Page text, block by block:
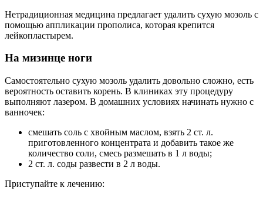
Нетрадиционная медицина предлагает удалить сухую мозоль с
помощью аппликации прополиса, которая крепится
лейкопластырем.
На мизинце ноги
Самостоятельно сухую мозоль удалить довольно сложно, есть
вероятность оставить корень. В клиниках эту процедуру
выполняют лазером. В домашних условиях начинать нужно с
ванночек:
смешать соль с хвойным маслом, взять 2 ст. л.
приготовленного концентрата и добавить такое же
количество соли, смесь размешать в 1 л воды;
2 ст. л. соды развести в 2 л воды.
Приступайте к лечению: